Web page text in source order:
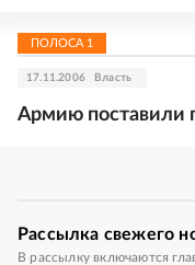
ПОЛОСА 1
17.11.2006 Власть
Армию поставили
Рассылка свежего
В рассылку включаются